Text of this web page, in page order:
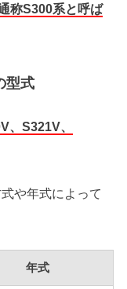
称S300系と呼ば
型式
、S321V、
や年式によって
年式